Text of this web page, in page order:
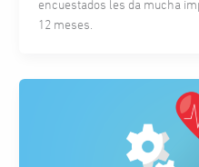
encuestados les da mucha
12 meses.